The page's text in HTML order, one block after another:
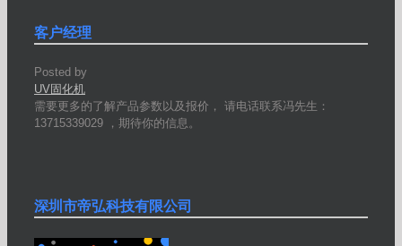
客户经理
Posted by
UV固化机
需要更多的了解产品参数以及报价， 请电话联系冯先生：
13715339029 ，期待你的信息。
深圳市帝弘科技有限公司